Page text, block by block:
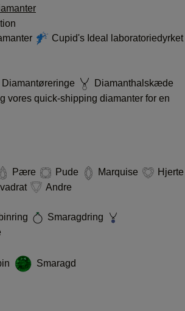
Cupid's Ideal laboratoriedyrket
Diamantøreringe
Diamanthalskæde
vores quick-shipping diamanter for en
Pære Pude Marquise
Hjerte
Andre
Smaragdring
Smaragd